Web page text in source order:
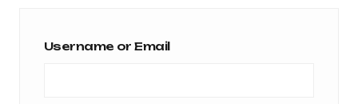
Username or Email